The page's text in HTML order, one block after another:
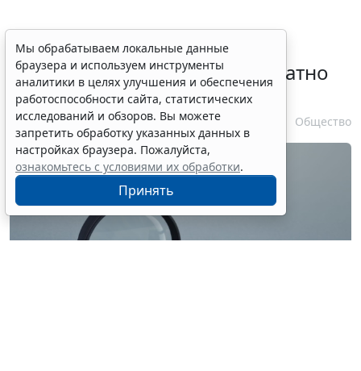
Временное удостоверение
личности оформляется бесплатно
при утрате паспорта
7 августа 2026 17:55 Общество
Мы обрабатываем локальные данные
браузера и используем инструменты
аналитики в целях улучшения и обеспечения
работоспособности сайта, статистических
исследований и обзоров. Вы можете
запретить обработку указанных данных в
настройках браузера. Пожалуйста,
ознакомьтесь с условиями их обработки.
Принять